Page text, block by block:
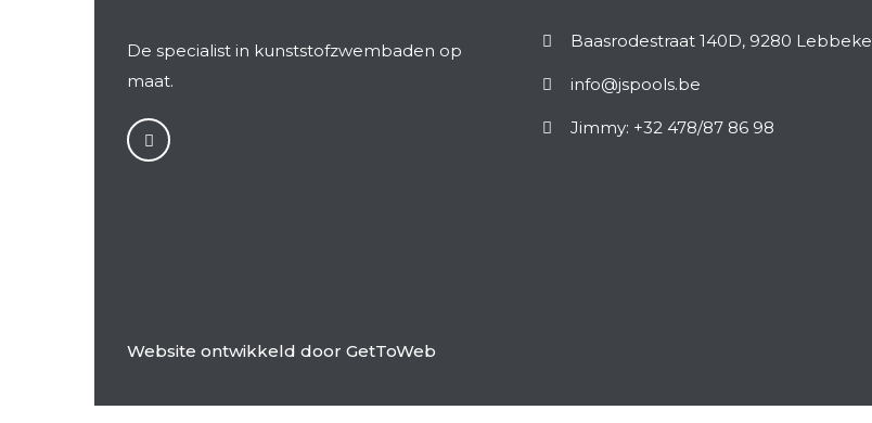
De specialist in kunststofzwembaden op
maat.
Baasrodestraat 140D, 9280 Lebbeke
info@jspools.be
Jimmy: +32 478/87 86 98
Website ontwikkeld door GetToWeb